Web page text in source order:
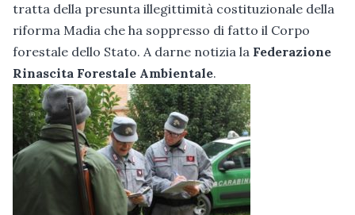
tratta della presunta illegittimità costituzionale della
riforma Madia che ha soppresso di fatto il Corpo
forestale dello Stato. A darne notizia la Federazione
Rinascita Forestale Ambientale.